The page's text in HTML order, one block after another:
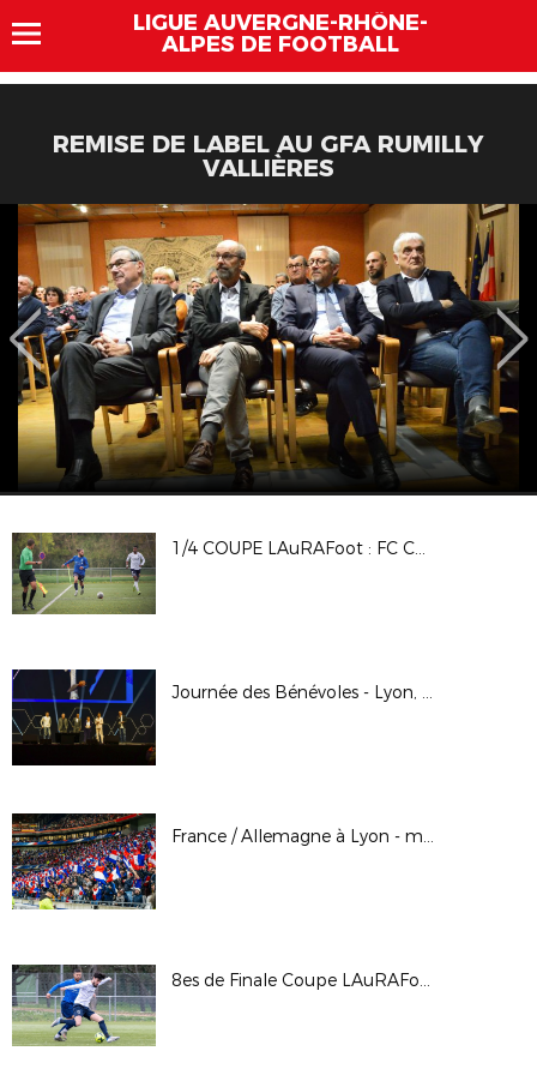
LIGUE AUVERGNE-RHÔNE-
ALPES DE FOOTBALL
REMISE DE LABEL AU GFA RUMILLY
VALLIÈRES
1/4 COUPE LAuRAFoot : FC Chaponnay Marennes / AS Domérat
Journée des Bénévoles - Lyon, le 23 mars 2024
France / Allemagne à Lyon - mars 2024
8es de Finale Coupe LAuRAFoot : FC Domtac / Moulins Yzeure Foot 2